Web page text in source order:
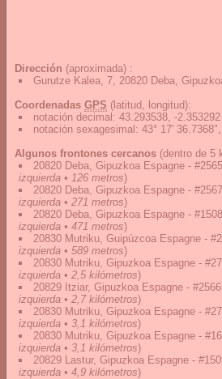
Dirección (aproximada) :
Gurutze Kalea, 7, 20820 Deba,
Coordenadas GPS (latitud, longitud):
notación decimal : 43.293538, -2.353292
notación sexagesimal : 43° 17'
Algunos frontones cercanos (dentro de 5
20820 Deba, Gipuzkoa Espagne - #2565
izquierda • 126 metros)
20820 Deba, Gipuzkoa Espagne - #2567
izquierda • 271 metros)
20820 Deba, Gipuzkoa Espagne - #1508
izquierda • 471 metros)
20830 Mutriku, Guipúzcoa Espagne -
izquierda • 589 metros)
20830 Mutriku, Gipuzkoa Espagne -
izquierda • 2,5 kilómetros)
20829 Itziar, Gipuzkoa Espagne - #2566
izquierda • 2,7 kilómetros)
20830 Mutriku, Gipuzkoa Espagne -
izquierda • 3,1 kilómetros)
20830 Mutriku, Gipuzkoa Espagne -
izquierda • 3,1 kilómetros)
20829 Lastur, Gipuzkoa Espagne -
izquierda • 4,9 kilómetros)